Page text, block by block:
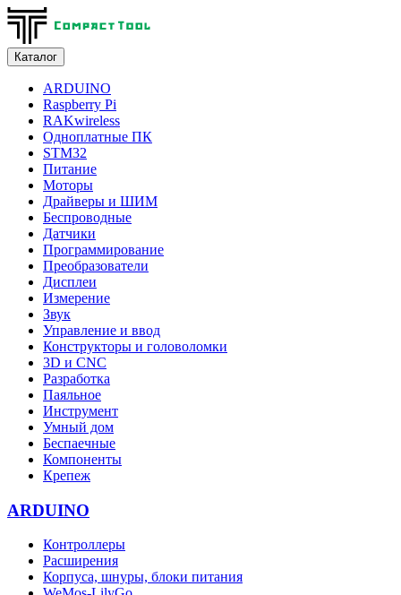
Каталог
ARDUINO
Raspberry Pi
RAKwireless
Одноплатные ПК
STM32
Питание
Моторы
Драйверы и ШИМ
Беспроводные
Датчики
Программирование
Преобразователи
Дисплеи
Измерение
Звук
Управление и ввод
Конструкторы и головоломки
3D и CNC
Разработка
Паяльное
Инструмент
Умный дом
Беспаечные
Компоненты
Крепеж
ARDUINO
Контроллеры
Расширения
Корпуса, шнуры, блоки питания